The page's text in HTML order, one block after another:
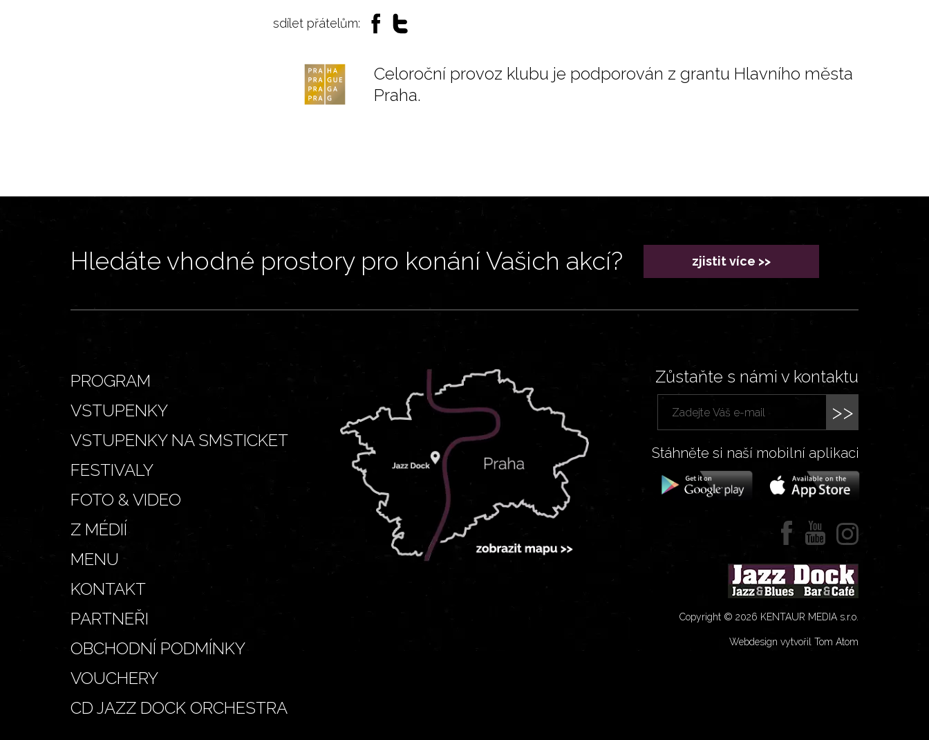
sdílet přátelům:
Celoroční provoz klubu je podporován z grantu Hlavního města
Praha.
Hledáte vhodné prostory pro konání Vašich akcí? zjistit více >>
PROGRAM
VSTUPENKY
VSTUPENKY NA SMSTICKET
FESTIVALY
FOTO & VIDEO
Z MÉDIÍ
MENU
KONTAKT
PARTNEŘI
OBCHODNÍ PODMÍNKY
VOUCHERY
CD JAZZ DOCK ORCHESTRA
Zůstaňte s námi v kontaktu
>>
Stáhněte si naší mobilní aplikaci
Copyright © 2026 KENTAUR MEDIA s.r.o.
Webdesign vytvořil Tom Atom